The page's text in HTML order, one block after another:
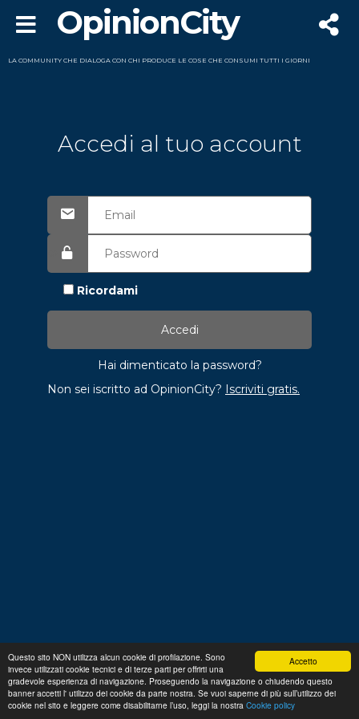
Accetto
Questo sito NON utilizza alcun cookie di profilazione. Sono
invece utilizzati cookie tecnici e di terze parti per offrirti una
gradevole esperienza di navigazione. Proseguendo la navigazione o chiudendo questo
banner accetti l' utilizzo dei cookie da parte nostra. Se vuoi saperne di più sull’utilizzo dei
cookie nel sito e leggere come disabilitarne l’uso, leggi la nostra Cookie policy
OpinionCity
LA COMMUNITY CHE DIALOGA CON CHI PRODUCE LE COSE CHE CONSUMI TUTTI I GIORNI
Accedi al tuo account
Ricordami
Hai dimenticato la password?
Non sei iscritto ad OpinionCity? Iscriviti gratis.
Regolamento Privacy Domande frequenti
Cookie
policy
p. iva 13356630155
Copyright © 2026 Advance S.r.L.